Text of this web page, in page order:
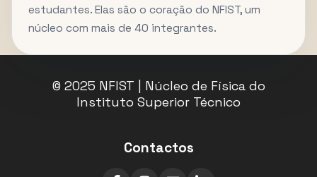
estudantes. Elas são o coração do NFIST, um
núcleo com mais de 40 integrantes.
© 2025 NFIST | Núcleo de Física do
Instituto Superior Técnico
Contactos